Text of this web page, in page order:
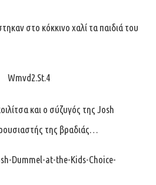
στο κόκκινο χαλί τα παιδιά του
και ο σύζυγός της Josh
της βραδιάς…